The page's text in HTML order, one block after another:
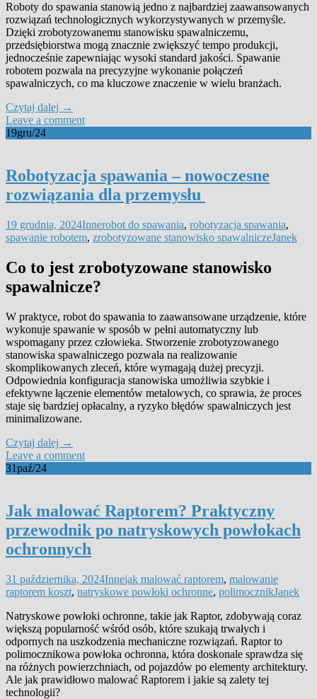
Roboty do spawania stanowią jedno z najbardziej zaawansowanych
rozwiązań technologicznych wykorzystywanych w przemyśle.
Dzięki zrobotyzowanemu stanowisku spawalniczemu,
przedsiębiorstwa mogą znacznie zwiększyć tempo produkcji,
jednocześnie zapewniając wysoki standard jakości. Spawanie
robotem pozwala na precyzyjne wykonanie połączeń
spawalniczych, co ma kluczowe znaczenie w wielu branżach.
Czytaj dalej →
Leave a comment
19gru/24
Robotyzacja spawania – nowoczesne
rozwiązania dla przemysłu
19 grudnia, 2024Innerobot do spawania, robotyzacja spawania,
spawanie robotem, zrobotyzowane stanowisko spawalniczeJanek
Co to jest zrobotyzowane stanowisko
spawalnicze?
W praktyce, robot do spawania to zaawansowane urządzenie, które
wykonuje spawanie w sposób w pełni automatyczny lub
wspomagany przez człowieka. Stworzenie zrobotyzowanego
stanowiska spawalniczego pozwala na realizowanie
skomplikowanych zleceń, które wymagają dużej precyzji.
Odpowiednia konfiguracja stanowiska umożliwia szybkie i
efektywne łączenie elementów metalowych, co sprawia, że proces
staje się bardziej opłacalny, a ryzyko błędów spawalniczych jest
minimalizowane.
Czytaj dalej →
Leave a comment
31paź/24
Jak malować Raptorem? Praktyczny
przewodnik po natryskowych powłokach
ochronnych
31 października, 2024Innejak malować raptorem, malowanie
raptorem koszt, natryskowe powłoki ochronne, polimocznikJanek
Natryskowe powłoki ochronne, takie jak Raptor, zdobywają coraz
większą popularność wśród osób, które szukają trwałych i
odpornych na uszkodzenia mechaniczne rozwiązań. Raptor to
polimocznikowa powłoka ochronna, która doskonale sprawdza się
na różnych powierzchniach, od pojazdów po elementy architektury.
Ale jak prawidłowo malować Raptorem i jakie są zalety tej
technologii?